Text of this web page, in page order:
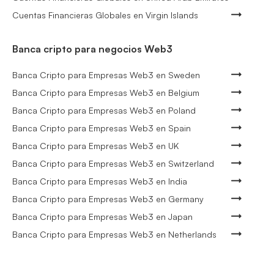
Cuentas Financieras Globales en Virgin Islands
Banca cripto para negocios Web3
Banca Cripto para Empresas Web3 en Sweden
Banca Cripto para Empresas Web3 en Belgium
Banca Cripto para Empresas Web3 en Poland
Banca Cripto para Empresas Web3 en Spain
Banca Cripto para Empresas Web3 en UK
Banca Cripto para Empresas Web3 en Switzerland
Banca Cripto para Empresas Web3 en India
Banca Cripto para Empresas Web3 en Germany
Banca Cripto para Empresas Web3 en Japan
Banca Cripto para Empresas Web3 en Netherlands